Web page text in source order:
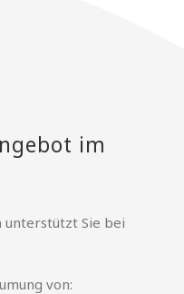
im
unterstützt Sie bei
von: